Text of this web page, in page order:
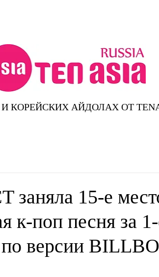
КОРЕЙСКИХ АЙДОЛАХ ОТ
заняла 15-е
к-поп песня за
по версии